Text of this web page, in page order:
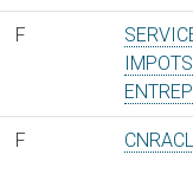
F
IMPOTS
F CNRACL